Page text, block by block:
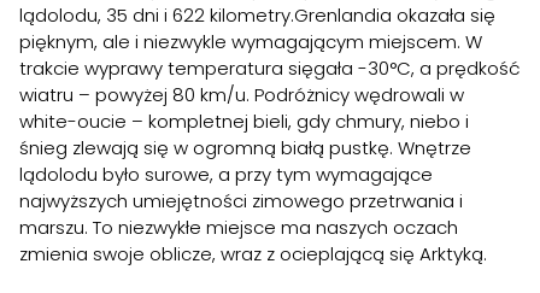
lądolodu, 35 dni i 622 kilometry.Grenlandia okazała się
pięknym, ale i niezwykle wymagającym miejscem. W
trakcie wyprawy temperatura sięgała -30°C, a prędkość
wiatru – powyżej 80 km/u. Podróżnicy wędrowali w
white-oucie – kompletnej bieli, gdy chmury, niebo i
śnieg zlewają się w ogromną białą pustkę. Wnętrze
lądolodu było surowe, a przy tym wymagające
najwyższych umiejętności zimowego przetrwania i
marszu. To niezwykłe miejsce ma naszych oczach
zmienia swoje oblicze, wraz z ocieplającą się Arktyką.